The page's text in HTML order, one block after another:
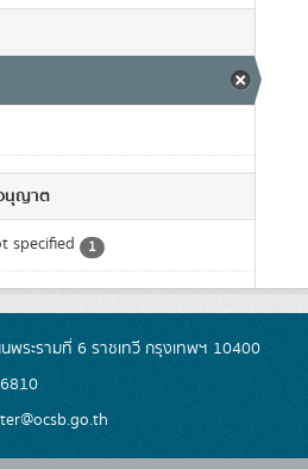
ญาต
specified 1
พระรามที่ 6 ราชเทวี กรุงเทพฯ 10400